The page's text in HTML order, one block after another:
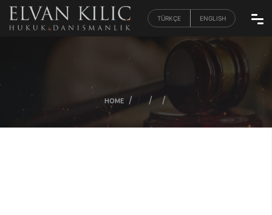
TÜRKÇE ENGLISH
HOME / / /